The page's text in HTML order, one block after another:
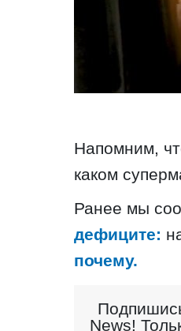
Напомним,
каком
Ранее мы
дефиците:
почему.
News!